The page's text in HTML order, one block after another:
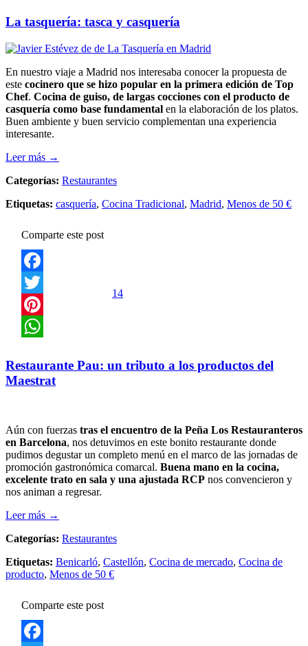
La tasquería: tasca y casquería
En nuestro viaje a Madrid nos interesaba conocer la propuesta de
este cocinero que se hizo popular en la primera edición de Top
Chef. Cocina de guiso, de largas cocciones con el producto de
casquería como base fundamental en la elaboración de los platos.
Buen ambiente y buen servicio complementan una experiencia
interesante.
Leer más →
Categorías: Restaurantes
Etiquetas: casquería, Cocina Tradicional, Madrid, Menos de 50 €
Comparte este post
Facebook
Twitter
Pinterest
14
Restaurante Pau: un tributo a los productos del
Maestrat
Aún con fuerzas tras el encuentro de la Peña Los Restauranteros
en Barcelona, nos detuvimos en este bonito restaurante donde
pudimos degustar un completo menú en el marco de las jornadas de
promoción gastronómica comarcal. Buena mano en la cocina,
excelente trato en sala y una ajustada RCP nos convencieron y
nos animan a regresar.
Leer más →
Categorías: Restaurantes
Etiquetas: Benicarló, Castellón, Cocina de mercado, Cocina de
producto, Menos de 50 €
Comparte este post